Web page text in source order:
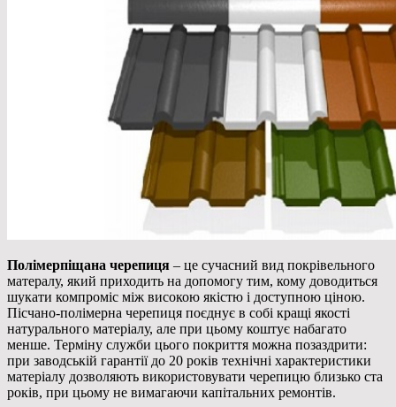
Полімерпіщана черепиця – це сучасний вид покрівельного
матералу, який приходить на допомогу тим, кому доводиться
шукати компроміс між високою якістю і доступною ціною.
Пісчано-полімерна черепиця поєднує в собі кращі якості
натурального матеріалу, але при цьому коштує набагато
менше. Терміну служби цього покриття можна позаздрити:
при заводській гарантії до 20 років технічні характеристики
матеріалу дозволяють використовувати черепицю близько ста
років, при цьому не вимагаючи капітальних ремонтів.